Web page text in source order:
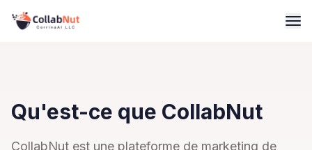
Qu'est-ce que CollabNut
CollabNut est une plateforme de marketing de